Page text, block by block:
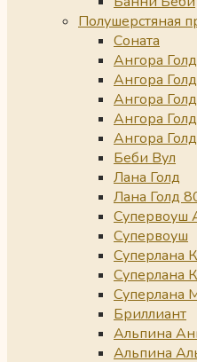
Полушерстяная
Соната
Ангора Голд
Ангора
Ангора
Ангора
Ангора
Беби Вул
Лана Голд
Лана Голд
Супервоуш
Супервоуш
Суперлана
Суперлана
Суперлана
Бриллиант
Альпина
Альпина